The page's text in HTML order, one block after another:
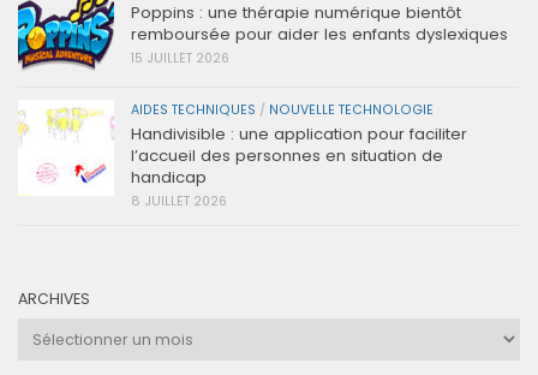
Poppins : une thérapie numérique bientôt
remboursée pour aider les enfants dyslexiques
15 JUILLET 2026
AIDES TECHNIQUES / NOUVELLE TECHNOLOGIE
Handivisible : une application pour faciliter
l’accueil des personnes en situation de
handicap
8 JUILLET 2026
ARCHIVES
Archives